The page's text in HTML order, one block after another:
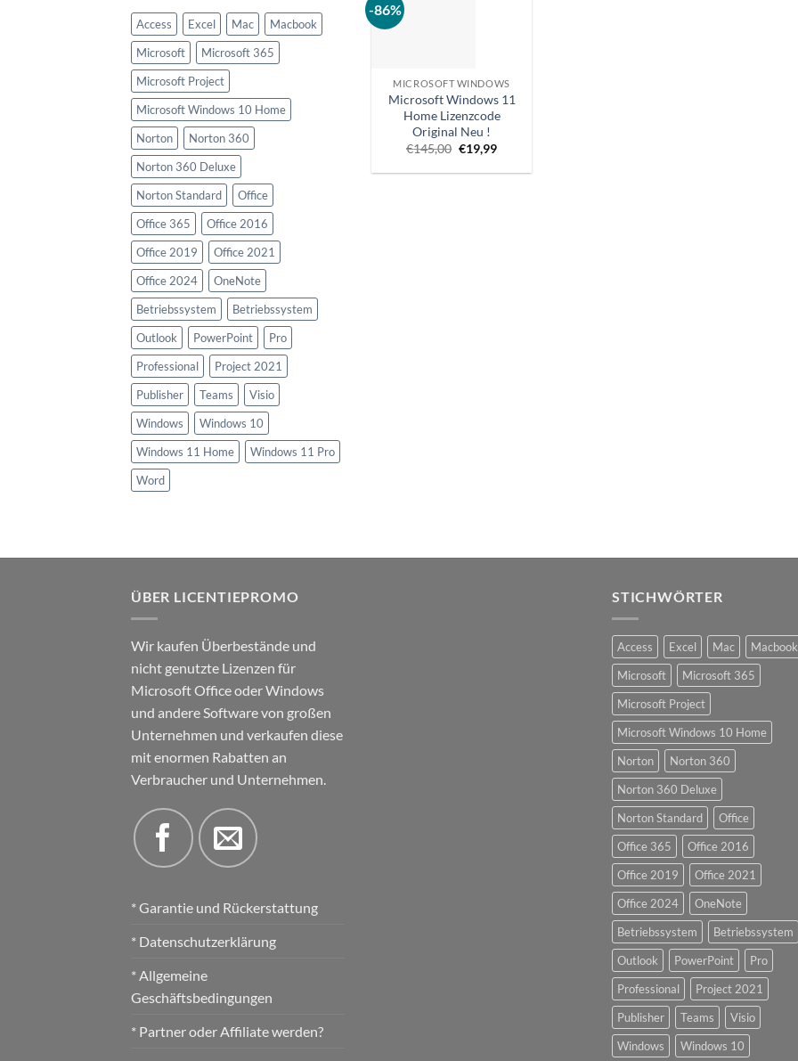
Access Excel Mac
Macbook
Microsoft
Microsoft 365
Microsoft Project
Microsoft Windows 10 Home
Norton
Norton 360
Norton 360 Deluxe
Norton Standard
Office
Office 365
Office 2016
Office 2019
Office 2021
Office 2024
OneNote
Betriebssystem
Betriebssystem
Outlook
PowerPoint
Pro
Professional
Project 2021
Publisher
Teams
Visio
Windows
Windows 10
Windows 11 Home
Windows 11 Pro
Word
-86%
MICROSOFT WINDOWS
Microsoft Windows 11
Home Lizenzcode
Original Neu !
€145,00 Ursprünglicher
Preis
war:
€19,99Aktueller
ist:
ÜBER LICENTIEPROMO
Wir kaufen Überbestände und
nicht genutzte Lizenzen für
Microsoft Office oder Windows
und andere Software von großen
Unternehmen und verkaufen diese
mit enormen Rabatten an
Verbraucher und Unternehmen.
* Garantie und Rückerstattung
* Datenschutzerklärung
* Allgemeine
Geschäftsbedingungen
* Partner oder Affiliate werden?
STICHWÖRTER
Access Excel Mac
Macbook
Microsoft
Microsoft 365
Microsoft Project
Microsoft Windows 10 Home
Norton
Norton 360
Norton 360 Deluxe
Norton Standard
Office
Office 365
Office 2016
Office 2019
Office 2021
Office 2024
OneNote
Betriebssystem
Betriebssystem
Outlook
PowerPoint
Pro
Professional
Project 2021
Publisher
Teams
Visio
Windows
Windows 10